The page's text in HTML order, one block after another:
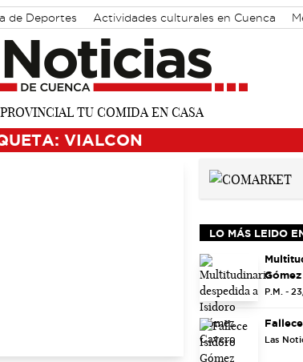
de Deportes Actividades culturales en Cuenca
VIALCON
LO MÁS LEIDO
P.M. -
Las